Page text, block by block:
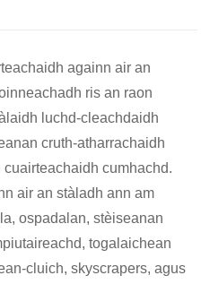
againn air an
ris an raon
luchd-cleachdaidh
cruth-atharrachaidh
cumhachd.
air an stàladh ann am
ospadalan, stèiseanan
togalaichean
cluich, skyscrapers, agus